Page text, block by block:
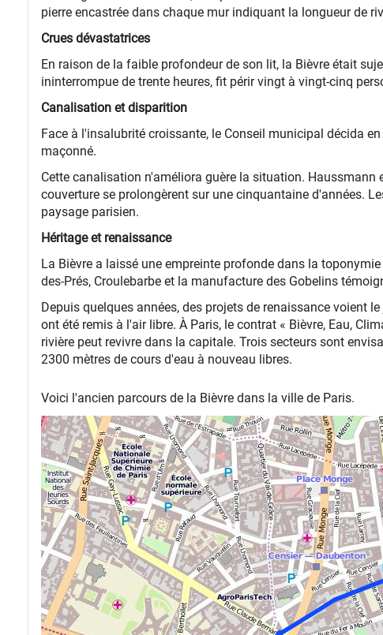
pierre encastrée dans chaque mur indiquant la longueur de
Crues dévastatrices
En raison de la faible profondeur de son lit, la Bièvre était
ininterrompue de trente heures, fit périr vingt à vingt-cinq
Canalisation et disparition
Face à l'insalubrité croissante, le Conseil municipal décida
maçonné.
Cette canalisation n'améliora guère la situation.
couverture se prolongèrent sur une cinquantaine d'années.
paysage parisien.
Héritage et renaissance
La Bièvre a laissé une empreinte profonde dans la
des-Prés, Croulebarbe et la manufacture des Gobelins
Depuis quelques années, des projets de renaissance voient
ont été remis à l'air libre. À Paris, le contrat « Bièvre, Eau,
rivière peut revivre dans la capitale. Trois secteurs sont
2300 mètres de cours d'eau à nouveau libres.
Voici l'ancien parcours de la Bièvre dans la ville de Paris.